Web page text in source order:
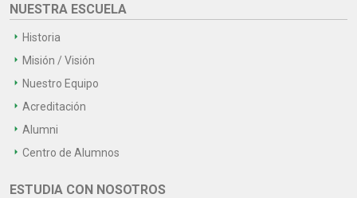
NUESTRA ESCUELA
Historia
Misión / Visión
Nuestro Equipo
Acreditación
Alumni
Centro de Alumnos
ESTUDIA CON NOSOTROS